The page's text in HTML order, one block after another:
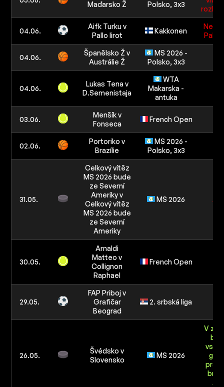
Maďarsko Ž Polsko, 3x3
04.06.
Aifk Turku v
Pallo lirot
Kakkonen
Pallo
04.06.
Španělsko Ž v
Austrálie Ž
MS 2026 -
Polsko, 3x3
04.06.
Lukas Tena v
D.Semenistaja
WTA
Makarska -
antuka
03.06.
Menšík v
Fonseca
French Open
02.06.
Portoriko v
Brazílie
MS 2026 -
Polsko, 3x3
31.05.
Celkový vítěz
MS 2026 bude
ze Severní
Ameriky v
Celkový vítěz
MS 2026 bude
ze Severní
Ameriky
MS 2026
30.05.
Arnaldi
Matteo v
Collignon
Raphael
French Open
29.05.
FAP Priboj v
Grafičar
Beograd
2. srbská liga
26.05.
Švédsko v
Slovensko
MS 2026
V
gól